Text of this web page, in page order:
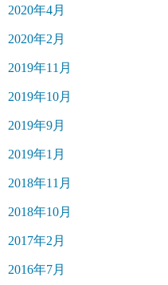
2020年4月
2020年2月
2019年11月
2019年10月
2019年9月
2019年1月
2018年11月
2018年10月
2017年2月
2016年7月